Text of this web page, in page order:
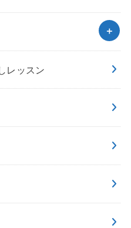
レッスン